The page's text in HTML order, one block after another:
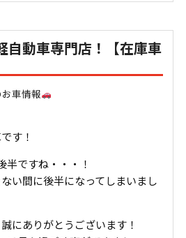
自動車専門店！【在庫車
車情報
す！
半ですね・・・！
い間に後半になってしまいまし
にありがとうございます！